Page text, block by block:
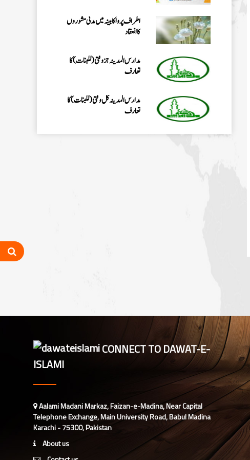
اطراف پرواکابینہ میں مدنی مشوروں
کاانعقاد
مدارس المدینہ جزوقتی (للبنات) کا
تعارف
مدارس المدینہ کل وقتی(للبنات)کا
تعارف
کاتعارف
دارالمدینہ کاتعارف
اطراف پرواکابینہ میں مدنی مشوروں
CONNECT TO DAWAT-E-
ISLAMI
Aalami Madani Markaz, Faizan-e-Madina, Near Capital
Telephone Exchange, Main University Road, Babul Madina
Karachi - 75300, Pakistan
About us